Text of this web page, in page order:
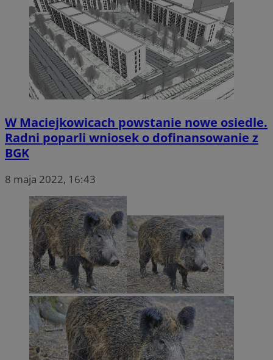
W Maciejkowicach powstanie nowe osiedle.
Radni poparli wniosek o dofinansowanie z
BGK
8 maja 2022, 16:43